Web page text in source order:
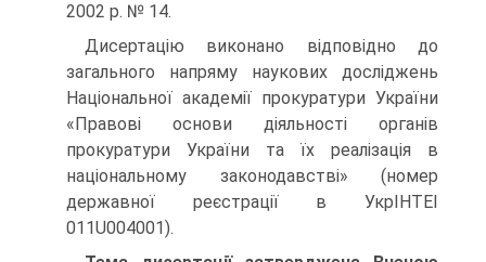
2002 р. № 14.
Дисертацію виконано відповідно до
загального напряму наукових досліджень
Національної академії прокуратури України
«Правові основи діяльності органів
прокуратури України та їх реалізація в
національному законодавстві» (номер
державної реєстрації в УкрІНТЕІ
011U004001).